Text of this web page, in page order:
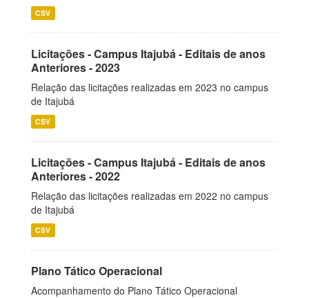
CSV
Licitações - Campus Itajubá - Editais de anos
Anteriores - 2023
Relação das licitações realizadas em 2023 no campus
de Itajubá
CSV
Licitações - Campus Itajubá - Editais de anos
Anteriores - 2022
Relação das licitações realizadas em 2022 no campus
de Itajubá
CSV
Plano Tático Operacional
Acompanhamento do Plano Tático Operacional